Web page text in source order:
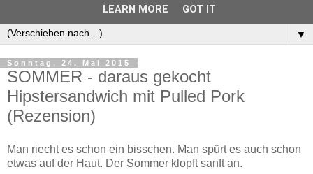
▼
Sonntag, 24. Mai 2015
SOMMER - daraus gekocht
Hipstersandwich mit Pulled Pork
(Rezension)
Man riecht es schon ein bisschen. Man spürt es auch schon
etwas auf der Haut. Der Sommer klopft sanft an.
LEARN MORE GOT IT